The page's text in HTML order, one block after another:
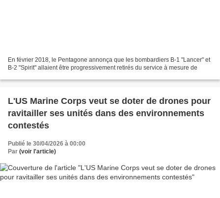
En février 2018, le Pentagone annonça que les bombardiers B-1 "Lancer" et
B-2 "Spirit" allaient être progressivement retirés du service à mesure de
L'US Marine Corps veut se doter de drones pour
ravitailler ses unités dans des environnements
contestés
Publié le 30/04/2026 à 00:00
Par (voir l'article)